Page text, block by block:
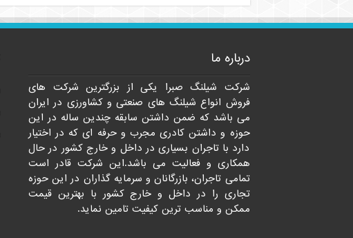
درباره ما
شرکت شیلنگ صبرا یکی از بزرگترین شرکت های
فروش انواع شیلنگ های صنعتی و کشاورزی در ایران
می باشد که ضمن داشتن سابقه چندین ساله در این
حوزه و داشتن کادری مجرب و حرفه ای که در اختیار
دارد با تاجران بسیاری در داخل و خارج کشور در حال
همکاری و فعالیت می باشد.این شرکت قادر است
تمامی تاجران، بازرگانان و سرمایه گذاران در این حوزه
تجاری را در داخل و خارج کشور با بهترین قیمت
ممکن و مناسب ترین کیفیت تامین نماید.